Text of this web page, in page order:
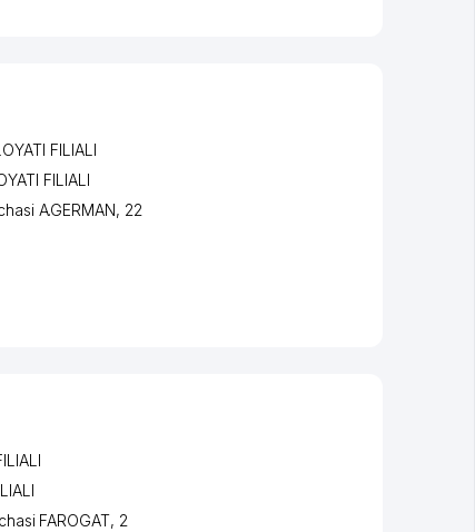
FILIALI
FILIALI
A.GERMAN, 22
FAROGAT, 2